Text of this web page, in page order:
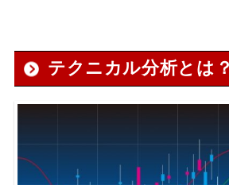
テクニカル分析とは？